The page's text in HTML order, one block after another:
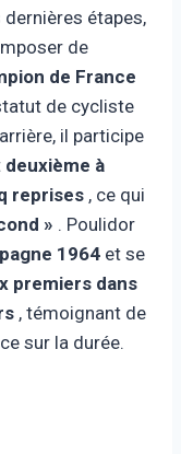
étapes,
de
de France
de cycliste
il participe
deuxième à
reprises , ce qui
» . Poulidor
1964 et se
premiers dans
, témoignant de
sur la durée.